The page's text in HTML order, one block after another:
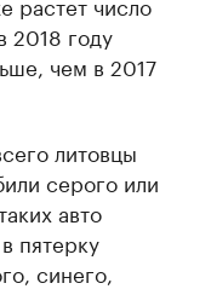
2018 году
чем в 2017
литовцы
серого или
авто
пятерку
синего,